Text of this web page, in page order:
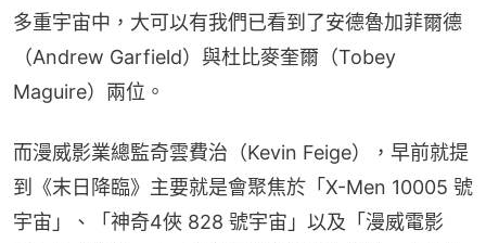
多重宇宙中，大可以有我們已看到了安德魯加菲爾德
（Andrew Garfield）與杜比麥奎爾（Tobey
Maguire）兩位。
而漫威影業總監奇雲費治（Kevin Feige），早前就提
到《末日降臨》主要就是會聚焦於「X-Men 10005 號
宇宙」、「神奇4俠 828 號宇宙」以及「漫威電影